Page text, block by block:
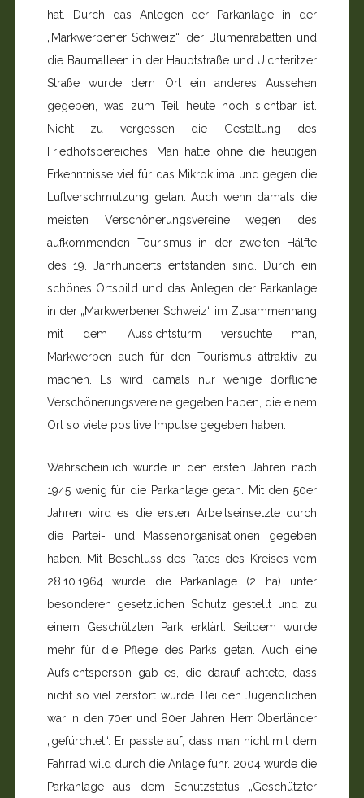
hat. Durch das Anlegen der Parkanlage in der
„Markwerbener Schweiz“, der Blumenrabatten und
die Baumalleen in der Hauptstraße und Uichteritzer
Straße wurde dem Ort ein anderes Aussehen
gegeben, was zum Teil heute noch sichtbar ist.
Nicht zu vergessen die Gestaltung des
Friedhofsbereiches. Man hatte ohne die heutigen
Erkenntnisse viel für das Mikroklima und gegen die
Luftverschmutzung getan. Auch wenn damals die
meisten Verschönerungsvereine wegen des
aufkommenden Tourismus in der zweiten Hälfte
des 19. Jahrhunderts entstanden sind. Durch ein
schönes Ortsbild und das Anlegen der Parkanlage
in der „Markwerbener Schweiz“ im Zusammenhang
mit dem Aussichtsturm versuchte man,
Markwerben auch für den Tourismus attraktiv zu
machen. Es wird damals nur wenige dörfliche
Verschönerungsvereine gegeben haben, die einem
Ort so viele positive Impulse gegeben haben.
Wahrscheinlich wurde in den ersten Jahren nach
1945 wenig für die Parkanlage getan. Mit den 50er
Jahren wird es die ersten Arbeitseinsetzte durch
die Partei- und Massenorganisationen gegeben
haben. Mit Beschluss des Rates des Kreises vom
28.10.1964 wurde die Parkanlage (2 ha) unter
besonderen gesetzlichen Schutz gestellt und zu
einem Geschützten Park erklärt. Seitdem wurde
mehr für die Pflege des Parks getan. Auch eine
Aufsichtsperson gab es, die darauf achtete, dass
nicht so viel zerstört wurde. Bei den Jugendlichen
war in den 70er und 80er Jahren Herr Oberländer
„gefürchtet“. Er passte auf, dass man nicht mit dem
Fahrrad wild durch die Anlage fuhr. 2004 wurde die
Parkanlage aus dem Schutzstatus „Geschützter